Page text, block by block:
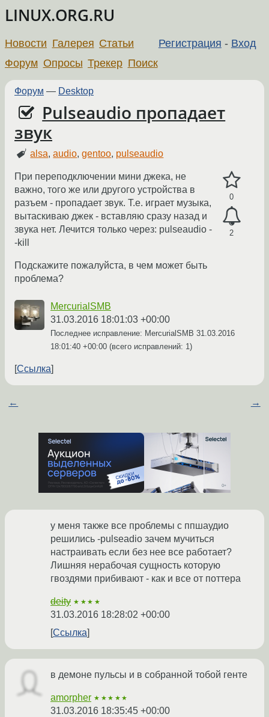
LINUX.ORG.RU
Регистрация - Вход
Новости Галерея Статьи
Форум Опросы Трекер Поиск
Форум — Desktop
Pulseaudio пропадает
звук
alsa,audio,gentoo, pulseaudio
0
2
При переподключении мини джека, не
важно, того же или другого устройства в
разъем - пропадает звук. Т.е. играет музыка,
вытаскиваю джек - вставляю сразу назад и
звука нет. Лечится только через: pulseaudio -
-kill
Подскажите пожалуйста, в чем может быть
проблема?
MercurialSMB
31.03.2016 18:01:03 +00:00
Последнее исправление: MercurialSMB 31.03.2016
18:01:40 +00:00 (всего исправлений: 1)
Ссылка
← →
у меня также все проблемы с ппшаудио
решились -pulseadio зачем мучиться
настраивать если без нее все работает?
Лишняя нерабочая сущность которую
гвоздями прибивают - как и все от поттера
deity ★★★★
31.03.2016 18:28:02 +00:00
Ссылка
в демоне пульсы и в собранной тобой генте
amorpher ★★★★★
31.03.2016 18:35:45 +00:00